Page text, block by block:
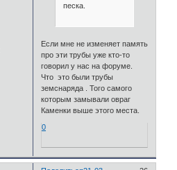
песка.
Если мне не изменяет память
про эти трубы уже кто-то
говорил у нас на форуме.
Что это были трубы
земснаряда . Того самого
которым замывали овраг
Каменки выше этого места.
0